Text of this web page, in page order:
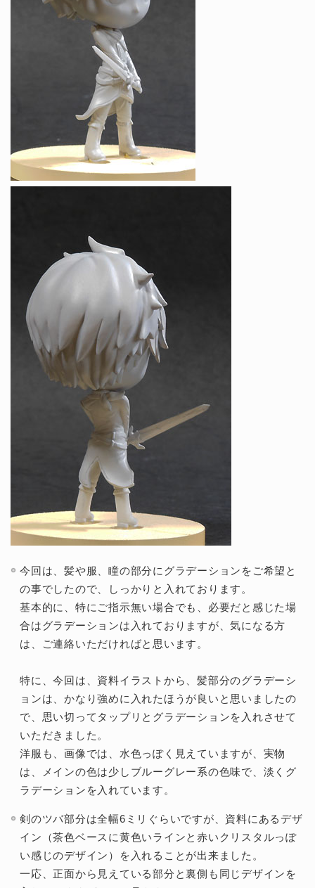
今回は、髪や服、瞳の部分にグラデーションをご希望と
の事でしたので、しっかりと入れております。
基本的に、特にご指示無い場合でも、必要だと感じた場
合はグラデーションは入れておりますが、気になる方
は、ご連絡いただければと思います。
特に、今回は、資料イラストから、髪部分のグラデーシ
ョンは、かなり強めに入れたほうが良いと思いましたの
で、思い切ってタップリとグラデーションを入れさせて
いただきました。
洋服も、画像では、水色っぽく見えていますが、実物
は、メインの色は少しブルーグレー系の色味で、淡くグ
ラデーションを入れています。
剣のツバ部分は全幅6ミリぐらいですが、資料にあるデザ
イン（茶色ベースに黄色いラインと赤いクリスタルっぽ
い感じのデザイン）を入れることが出来ました。
一応、正面から見えている部分と裏側も同じデザインを